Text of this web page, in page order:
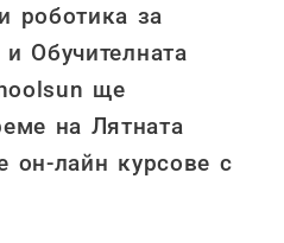
роботика за
Обучителната
ще
на Лятната
он-лайн курсове с